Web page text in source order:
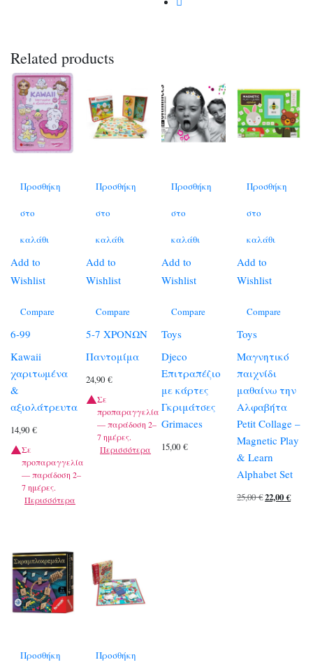
Related products
Προσθήκη
στο
καλάθι
Add to
Wishlist
Compare
6-99
Kawaii
χαριτωμένα
&
αξιολάτρευτα
14,90 €
Σε
προπαραγγελία
— παράδοση 2–
7 ημέρες.
Περισσότερα
Προσθήκη
στο
καλάθι
Add to
Wishlist
Compare
5-7 ΧΡΟΝΩΝ
Παντομίμα
24,90€
Σε
προπαραγγελία
— παράδοση 2–
7 ημέρες.
Περισσότερα
Προσθήκη
στο
καλάθι
Add to
Wishlist
Compare
Toys
Djeco
Επιτραπέζιο
με κάρτες
Γκριμάτσες
Grimaces
15,00€
Προσθήκη
στο
καλάθι
Add to
Wishlist
Compare
Toys
Μαγνητικό
παιχνίδι
μαθαίνω την
Αλφαβήτα
Petit Collage –
Magnetic Play
& Learn
Alphabet Set
25,00€Original
22,00€Η
Προσθήκη Προσθήκη